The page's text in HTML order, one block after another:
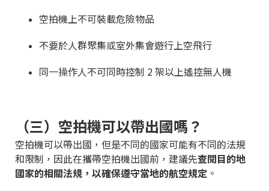
空拍機上不可裝載危險物品
不要於人群聚集或室外集會遊行上空飛行
同一操作人不可同時控制 2 架以上遙控無人機
（三）空拍機可以帶出國嗎？
空拍機可以帶出國，但是不同的國家可能有不同的法規
和限制，因此在攜帶空拍機出國前，建議先查閱目的地
國家的相關法規，以確保遵守當地的航空規定 。